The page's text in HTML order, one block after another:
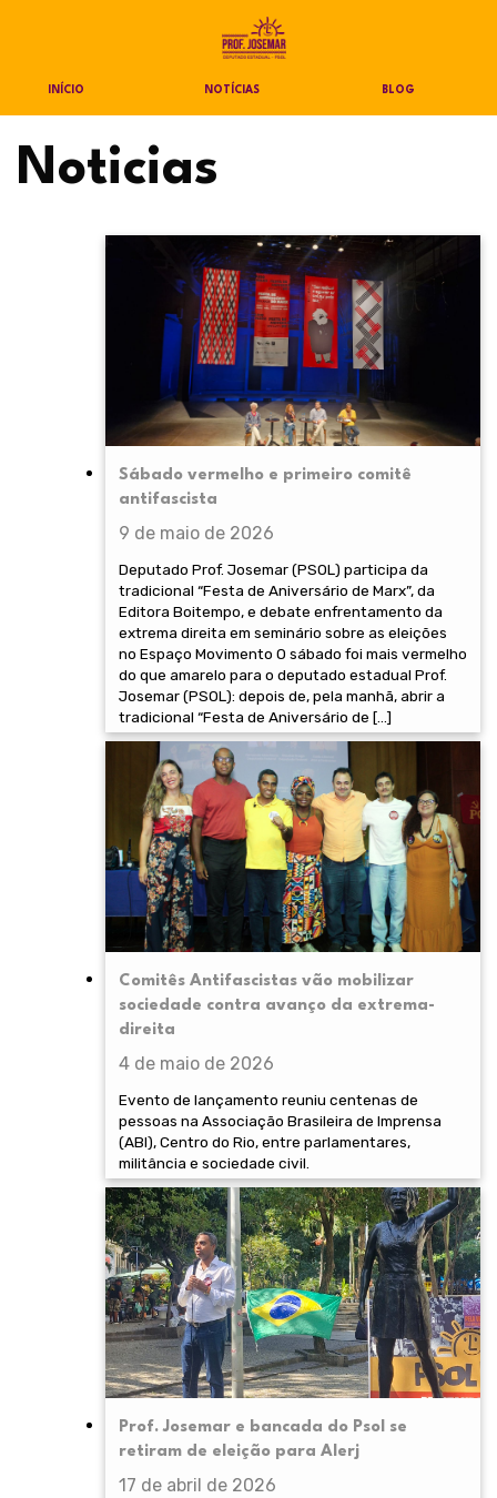
INÍCIO NOTÍCIAS BLOG
Noticias
Sábado vermelho e primeiro comitê
antifascista
9 de maio de 2026
Deputado Prof. Josemar (PSOL) participa da
tradicional “Festa de Aniversário de Marx”, da
Editora Boitempo, e debate enfrentamento da
extrema direita em seminário sobre as eleições
no Espaço Movimento O sábado foi mais vermelho
do que amarelo para o deputado estadual Prof.
Josemar (PSOL): depois de, pela manhã, abrir a
tradicional “Festa de Aniversário de […]
Comitês Antifascistas vão mobilizar
sociedade contra avanço da extrema-
direita
4 de maio de 2026
Evento de lançamento reuniu centenas de
pessoas na Associação Brasileira de Imprensa
(ABI), Centro do Rio, entre parlamentares,
militância e sociedade civil.
Prof. Josemar e bancada do Psol se
retiram de eleição para Alerj
17 de abril de 2026